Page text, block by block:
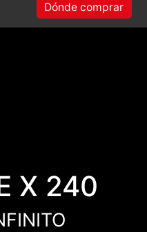
Dónde comprar
X 240